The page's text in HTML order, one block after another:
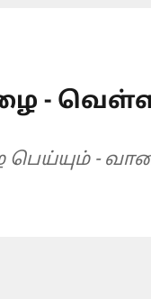
-
பெய்யும் -